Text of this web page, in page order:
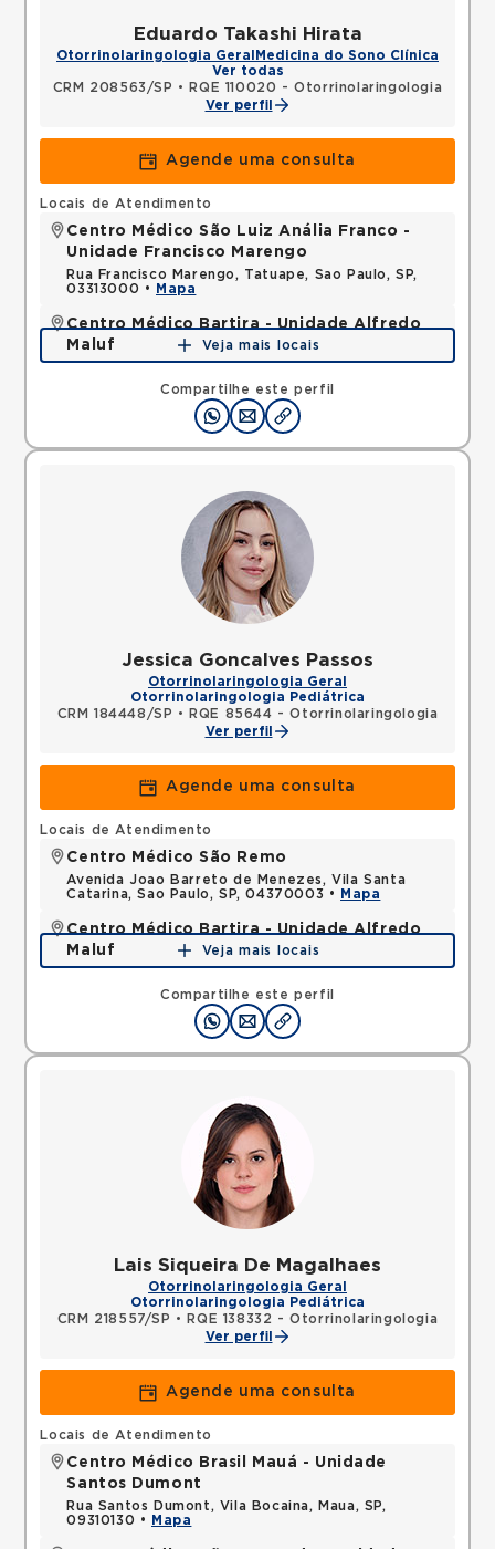
Eduardo Takashi Hirata
Otorrinolaringologia Geral Medicina do Sono Clínica
Ver todas
CRM 208563/SP •
RQE 110020 - Otorrinolaringologia
Ver perfil
Agende uma consulta
Compartilhe este perfil
Locais de Atendimento
Centro Médico São Luiz Anália Franco -
Unidade Francisco Marengo
Rua Francisco Marengo, Tatuape, Sao Paulo, SP,
03313000 •
Mapa
Centro Médico Bartira - Unidade Alfredo
Maluf
Avenida Alfredo Maluf, Jardim Santo Antonio,
Santo Andre, SP, 09240410 •
Mapa
Veja mais locais
Jessica Goncalves Passos
Otorrinolaringologia Geral
Otorrinolaringologia Pediátrica
CRM 184448/SP •
RQE 85644 - Otorrinolaringologia
Ver perfil
Agende uma consulta
Compartilhe este perfil
Locais de Atendimento
Centro Médico São Remo
Avenida Joao Barreto de Menezes, Vila Santa
Catarina, Sao Paulo, SP, 04370003 •
Mapa
Centro Médico Bartira - Unidade Alfredo
Maluf
Avenida Alfredo Maluf, Jardim Santo Antonio,
Santo Andre, SP, 09240410 •
Mapa
Veja mais locais
Lais Siqueira De Magalhaes
Otorrinolaringologia Geral
Otorrinolaringologia Pediátrica
CRM 218557/SP •
RQE 138332 - Otorrinolaringologia
Ver perfil
Agende uma consulta
Locais de Atendimento
Centro Médico Brasil Mauá - Unidade
Santos Dumont
Rua Santos Dumont, Vila Bocaina, Maua, SP,
09310130 •
Mapa